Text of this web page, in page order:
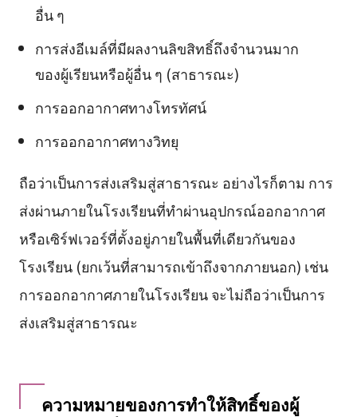
อื่น ๆ
การส่งอีเมล์ที่มีผลงานลิขสิทธิ์ถึงจำนวนมาก
ของผู้เรียนหรือผู้อื่น ๆ (สาธารณะ)
การออกอากาศทางโทรทัศน์
การออกอากาศทางวิทยุ
ถือว่าเป็นการส่งเสริมสู่สาธารณะ อย่างไรก็ตาม การ
ส่งผ่านภายในโรงเรียนที่ทำผ่านอุปกรณ์ออกอากาศ
หรือเซิร์ฟเวอร์ที่ตั้งอยู่ภายในพื้นที่เดียวกันของ
โรงเรียน (ยกเว้นที่สามารถเข้าถึงจากภายนอก) เช่น
การออกอากาศภายในโรงเรียน จะไม่ถือว่าเป็นการ
ส่งเสริมสู่สาธารณะ
ความหมายของการทำให้สิทธิ์ของผู้